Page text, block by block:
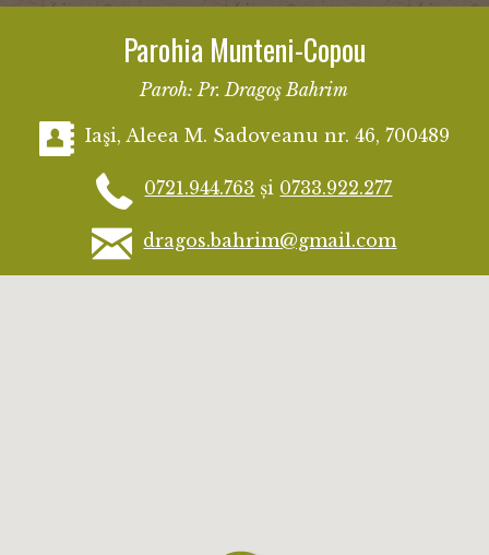
Parohia Munteni-Copou
Paroh: Pr. Dragoş Bahrim
Iaşi, Aleea M. Sadoveanu nr. 46, 700489
0721.944.763 și 0733.922.277
dragos.bahrim@gmail.com